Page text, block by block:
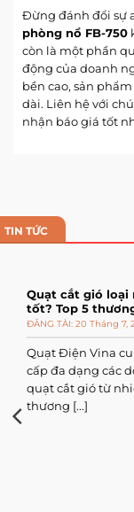
Đừng đánh đổi sự
phòng nổ FB-750
còn là một phần
động của doanh
bền cao, sản
dài. Liên hệ với
nhận báo giá tốt
TIN TỨC
Quạt cắt gió loại
tốt? Top 5
đáng mua20 Tháng 7,
Quạt Điện Vina
cấp đa dạng các
quạt cắt gió từ
thương [...]